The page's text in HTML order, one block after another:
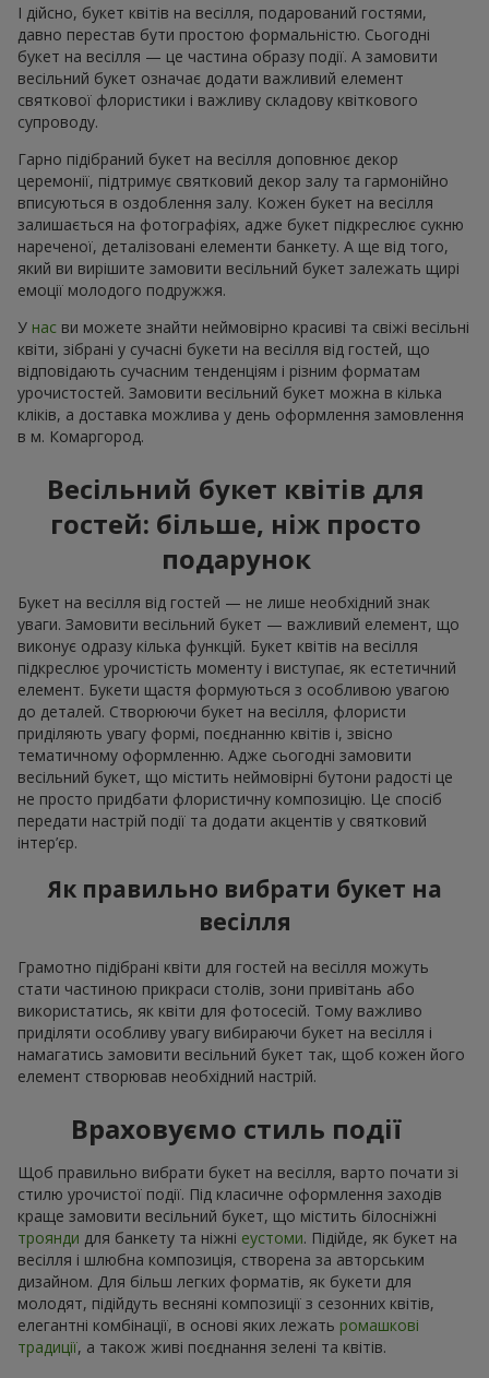
І дійсно, букет квітів на весілля, подарований гостями,
давно перестав бути простою формальністю. Сьогодні
букет на весілля — це частина образу події. А замовити
весільний букет означає додати важливий елемент
святкової флористики і важливу складову квіткового
супроводу.
Гарно підібраний букет на весілля доповнює декор
церемонії, підтримує святковий декор залу та гармонійно
вписуються в оздоблення залу. Кожен букет на весілля
залишається на фотографіях, адже букет підкреслює сукню
нареченої, деталізовані елементи банкету. А ще від того,
який ви вирішите замовити весільний букет залежать щирі
емоції молодого подружжя.
У нас ви можете знайти неймовірно красиві та свіжі весільні
квіти, зібрані у сучасні букети на весілля від гостей, що
відповідають сучасним тенденціям і різним форматам
урочистостей. Замовити весільний букет можна в кілька
кліків, а доставка можлива у день оформлення замовлення
в м. Комаргород.
Весільний букет квітів для
гостей: більше, ніж просто
подарунок
Букет на весілля від гостей — не лише необхідний знак
уваги. Замовити весільний букет — важливий елемент, що
виконує одразу кілька функцій. Букет квітів на весілля
підкреслює урочистість моменту і виступає, як естетичний
елемент. Букети щастя формуються з особливою увагою
до деталей. Створюючи букет на весілля, флористи
приділяють увагу формі, поєднанню квітів і, звісно
тематичному оформленню. Адже сьогодні замовити
весільний букет, що містить неймовірні бутони радості це
не просто придбати флористичну композицію. Це спосіб
передати настрій події та додати акцентів у святковий
інтер’єр.
Як правильно вибрати букет на
весілля
Грамотно підібрані квіти для гостей на весілля можуть
стати частиною прикраси столів, зони привітань або
використатись, як квіти для фотосесій. Тому важливо
приділяти особливу увагу вибираючи букет на весілля і
намагатись замовити весільний букет так, щоб кожен його
елемент створював необхідний настрій.
Враховуємо стиль події
Щоб правильно вибрати букет на весілля, варто почати зі
стилю урочистої події. Під класичне оформлення заходів
краще замовити весільний букет, що містить білосніжні
троянди для банкету та ніжні еустоми. Підійде, як букет на
весілля і шлюбна композиція, створена за авторським
дизайном. Для більш легких форматів, як букети для
молодят, підійдуть весняні композиції з сезонних квітів,
елегантні комбінації, в основі яких лежать ромашкові
традиції, а також живі поєднання зелені та квітів.